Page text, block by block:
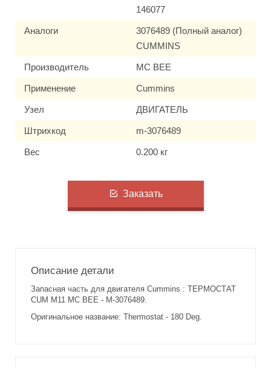
146077
Аналоги
3076489 (Полный аналог)
CUMMINS
Производитель MC BEE
Применение Cummins
Узел ДВИГАТЕЛЬ
Штрихкод m-3076489
Вес 0.200 кг
Заказать
Описание детали
Запасная часть для двигателя Cummins : ТЕРМОСТАТ
CUM M11 MC BEE - M-3076489.
Оригинальное название: Thermostat - 180 Deg.